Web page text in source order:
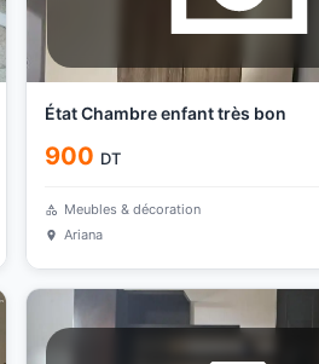
État Chambre enfant très bon
900 DT
Meubles & décoration
Ariana